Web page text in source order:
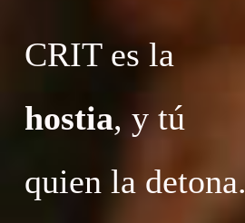
CRIT es la
hostia, y tú
quien la detona.